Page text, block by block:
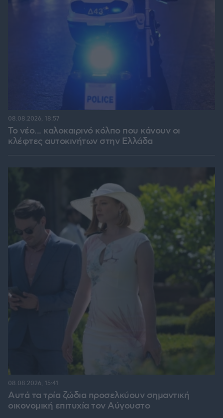
Το νέο... καλοκαιρινό κόλπο που κάνουν οι
κλέφτες αυτοκινήτων στην Ελλάδα
08.08.2026, 18:57
Αυτά τα τρία ζώδια προσελκύουν σημαντική
οικονομική επιτυχία τον Αύγουστο
08.08.2026, 15:41